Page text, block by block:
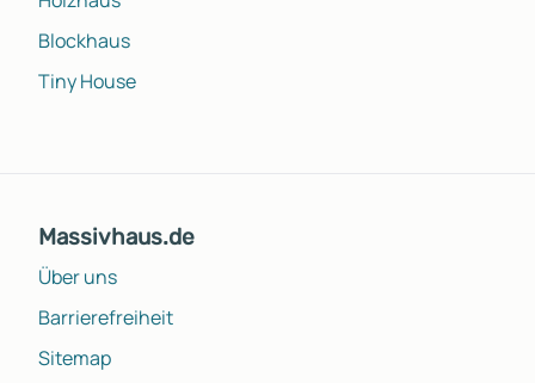
Blockhaus
Tiny House
Massivhaus.de
Über uns
Barrierefreiheit
Sitemap